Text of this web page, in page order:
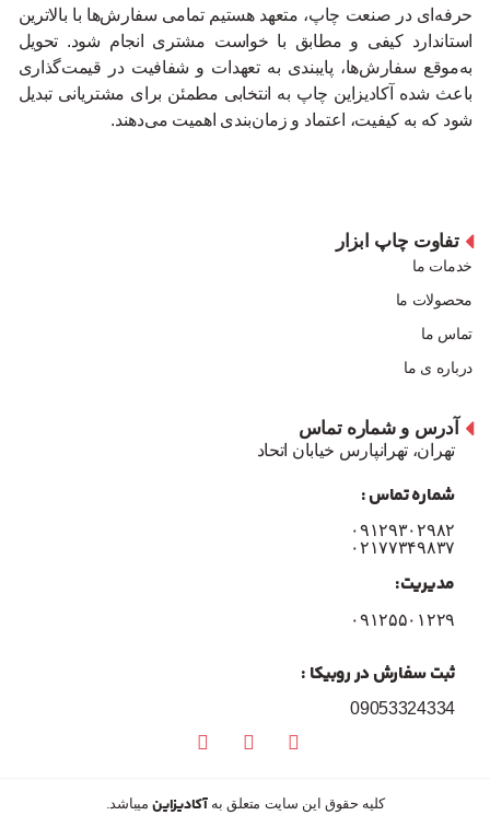
حرفه‌ای در صنعت چاپ، متعهد هستیم تمامی سفارش‌ها با بالاترین
استاندارد کیفی و مطابق با خواست مشتری انجام شود. تحویل
به‌موقع سفارش‌ها، پایبندی به تعهدات و شفافیت در قیمت‌گذاری
باعث شده آکادیزاین چاپ به انتخابی مطمئن برای مشتریانی تبدیل
شود که به کیفیت، اعتماد و زمان‌بندی اهمیت می‌دهند.
تفاوت چاپ ابزار
خدمات ما
محصولات ما
تماس ما
درباره ی ما
آدرس و شماره تماس
تهران، تهرانپارس خیابان اتحاد
شماره تماس :
۰۹۱۲۹۳۰۲۹۸۲
۰۲۱۷۷۳۴۹۸۳۷
مدیریت:
۰۹۱۲۵۵۰۱۲۲۹
ثبت سفارش در روبیکا :
09053324334
کلیه حقوق این سایت متعلق بهآکادیزاینمیباشد.